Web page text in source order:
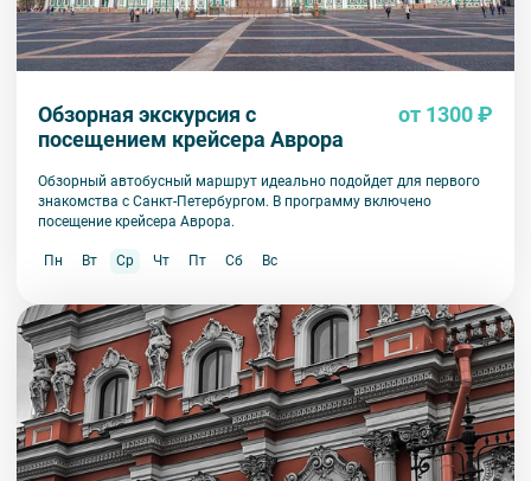
Обзорная экскурсия с
посещением крейсера Аврора
от 1300 ₽
Обзорный автобусный маршрут идеально подойдет для первого
знакомства с Санкт-Петербургом. В программу включено
посещение крейсера Аврора.
Пн Вт Ср Чт Пт Сб Вс